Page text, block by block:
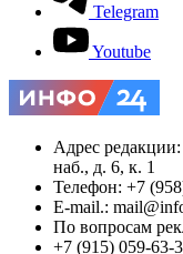
Telegram
Youtube
Адрес
наб., д. 6, к. 1
Телефон: +7
E-mail.:
По вопросам
+7 (915) 059-63-